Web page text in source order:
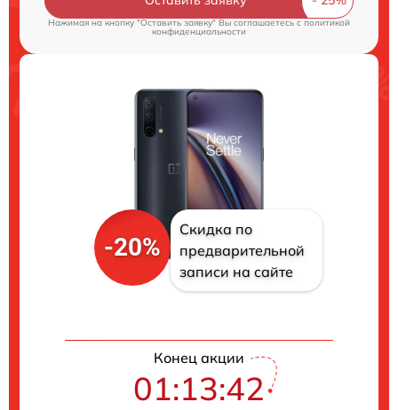
Нажимая на кнопку "Оставить заявку" Вы соглашаетесь c политикой
конфиденциальности
-20%
Скидка по
предварительной
записи на сайте
Конец акции
01:13:42